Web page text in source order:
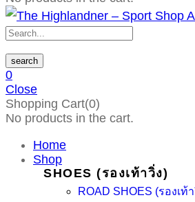
search
0
Close
Shopping Cart(0)
No products in the cart.
Home
Shop
SHOES (รองเท้าวิ่ง)
ROAD SHOES (รองเท้